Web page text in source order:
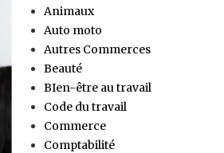
Animaux
Auto moto
Autres Commerces
Beauté
BIen-être au travail
Code du travail
Commerce
Comptabilité